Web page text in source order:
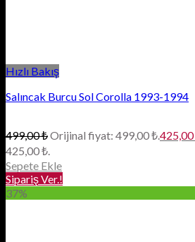
Hızlı Bakış
Salıncak Burcu Sol Corolla 1993-1994
499,00₺Orijinal fiyat: 499,00 ₺.425,00
425,00 ₺.
Sepete Ekle
Sipariş Ver.!
37%